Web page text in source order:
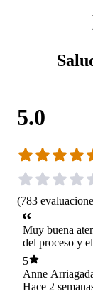
5.0
(783
Muy buena
del proceso y
à la condición
5
Anne
Escobar
Hace 2